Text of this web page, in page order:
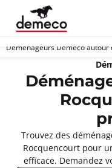
Déménageurs Demeco autour
Trouvez des
Rocquencourt pour
efficace. Demandez